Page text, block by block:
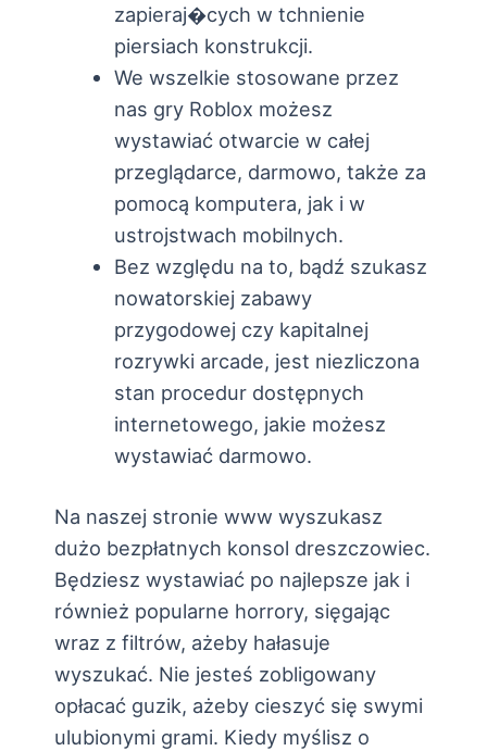
zapieraj�cych w tchnienie
piersiach konstrukcji.
We wszelkie stosowane przez
nas gry Roblox możesz
wystawiać otwarcie w całej
przeglądarce, darmowo, także za
pomocą komputera, jak i w
ustrojstwach mobilnych.
Bez względu na to, bądź szukasz
nowatorskiej zabawy
przygodowej czy kapitalnej
rozrywki arcade, jest niezliczona
stan procedur dostępnych
internetowego, jakie możesz
wystawiać darmowo.
Na naszej stronie www wyszukasz
dużo bezpłatnych konsol dreszczowiec.
Będziesz wystawiać po najlepsze jak i
również popularne horrory, sięgając
wraz z filtrów, ażeby hałasuje
wyszukać. Nie jesteś zobligowany
opłacać guzik, ażeby cieszyć się swymi
ulubionymi grami. Kiedy myślisz o